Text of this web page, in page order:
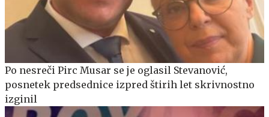
Po nesreči Pirc Musar se je oglasil Stevanović,
posnetek predsednice izpred štirih let skrivnostno
izginil